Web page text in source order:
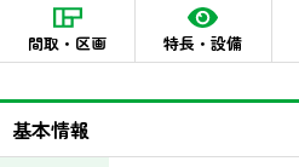
間取・区画 特長・設備
基本情報